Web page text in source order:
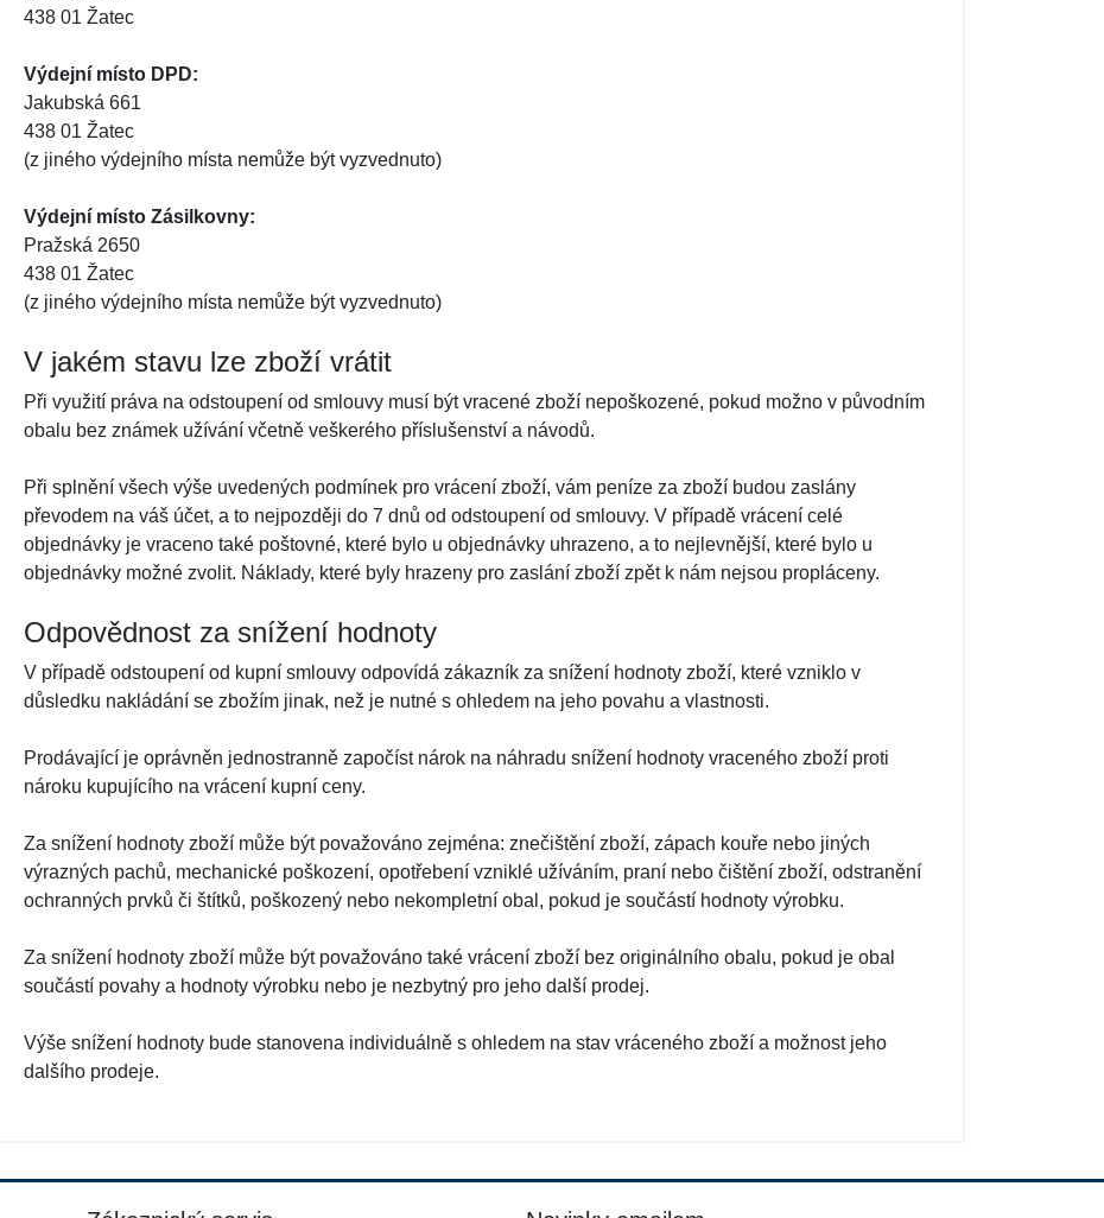
438 01 Žatec
Výdejní místo DPD:
Jakubská 661
438 01 Žatec
(z jiného výdejního místa nemůže být vyzvednuto)
Výdejní místo Zásilkovny:
Pražská 2650
438 01 Žatec
(z jiného výdejního místa nemůže být vyzvednuto)
V jakém stavu lze zboží vrátit
Při využití práva na odstoupení od smlouvy musí být vracené zboží nepoškozené, pokud možno v původním
obalu bez známek užívání včetně veškerého příslušenství a návodů.
Při splnění všech výše uvedených podmínek pro vrácení zboží, vám peníze za zboží budou zaslány
převodem na váš účet, a to nejpozději do 7 dnů od odstoupení od smlouvy. V případě vrácení celé
objednávky je vraceno také poštovné, které bylo u objednávky uhrazeno, a to nejlevnější, které bylo u
objednávky možné zvolit. Náklady, které byly hrazeny pro zaslání zboží zpět k nám nejsou propláceny.
Odpovědnost za snížení hodnoty
V případě odstoupení od kupní smlouvy odpovídá zákazník za snížení hodnoty zboží, které vzniklo v
důsledku nakládání se zbožím jinak, než je nutné s ohledem na jeho povahu a vlastnosti.
Prodávající je oprávněn jednostranně započíst nárok na náhradu snížení hodnoty vraceného zboží proti
nároku kupujícího na vrácení kupní ceny.
Za snížení hodnoty zboží může být považováno zejména: znečištění zboží, zápach kouře nebo jiných
výrazných pachů, mechanické poškození, opotřebení vzniklé užíváním, praní nebo čištění zboží, odstranění
ochranných prvků či štítků, poškozený nebo nekompletní obal, pokud je součástí hodnoty výrobku.
Za snížení hodnoty zboží může být považováno také vrácení zboží bez originálního obalu, pokud je obal
součástí povahy a hodnoty výrobku nebo je nezbytný pro jeho další prodej.
Výše snížení hodnoty bude stanovena individuálně s ohledem na stav vráceného zboží a možnost jeho
dalšího prodeje.